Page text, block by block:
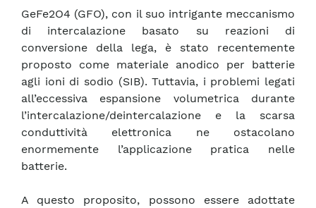
GeFe2O4 (GFO), con il suo intrigante meccanismo
di intercalazione basato su reazioni di
conversione della lega, è stato recentemente
proposto come materiale anodico per batterie
agli ioni di sodio (SIB). Tuttavia, i problemi legati
all’eccessiva espansione volumetrica durante
l’intercalazione/deintercalazione e la scarsa
conduttività elettronica ne ostacolano
enormemente l’applicazione pratica nelle
batterie.
A questo proposito, possono essere adottate